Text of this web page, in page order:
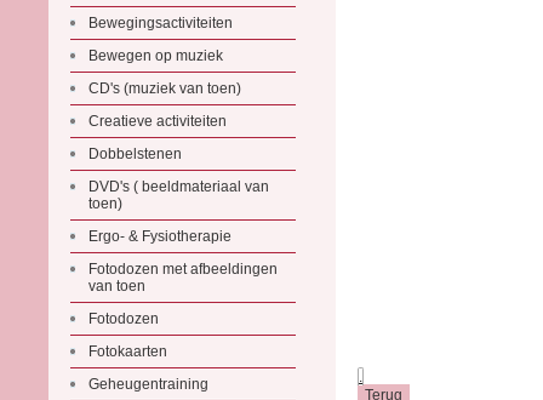
Bewegingsactiviteiten
Bewegen op muziek
CD's (muziek van toen)
Creatieve activiteiten
Dobbelstenen
DVD's ( beeldmateriaal van
toen)
Ergo- & Fysiotherapie
Fotodozen met afbeeldingen
van toen
Fotodozen
Fotokaarten
Geheugentraining
.